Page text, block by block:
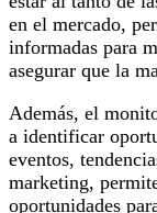
en el mercado,
informadas para
asegurar que la
Además, el
a identificar
eventos,
marketing,
oportunidades